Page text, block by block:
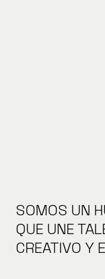
SOMOS UN
QUE UNE
CREATIVO Y